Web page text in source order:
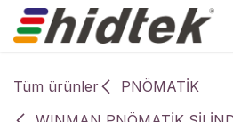
İçereği Atla
Tüm ürünler
PNÖMATİK